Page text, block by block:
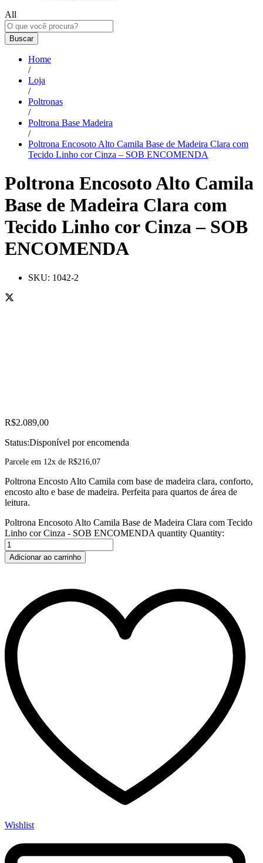
All
Buscar
Home
/
Loja
/
Poltronas
/
Poltrona Base Madeira
/
Poltrona Encosoto Alto Camila Base de Madeira Clara com
Tecido Linho cor Cinza – SOB ENCOMENDA
Poltrona Encosoto Alto Camila
Base de Madeira Clara com
Tecido Linho cor Cinza – SOB
ENCOMENDA
SKU: 1042-2
R$2.089,00
Status:Disponível por encomenda
Parcele em 12x de R$216,07
Poltrona Encosto Alto Camila com base de madeira clara, conforto,
encosto alto e base de madeira. Perfeita para quartos de área de
leitura.
Poltrona Encosoto Alto Camila Base de Madeira Clara com Tecido
Linho cor Cinza - SOB ENCOMENDA quantity Quantity:
Adicionar ao carrinho
Wishlist